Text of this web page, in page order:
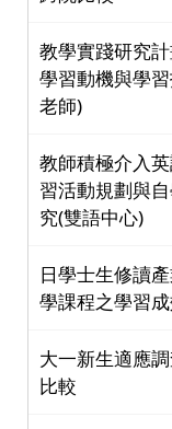
教學實踐研究
學習動機與學
老師)
教師積極介入
習活動規劃與
究(雙語中心)
日學士生修讀
學課程之學習
大一新生適應
比較